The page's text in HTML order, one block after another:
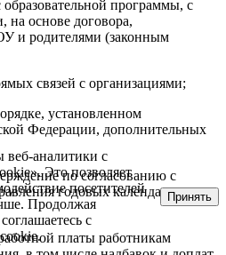
программы, с
на основе договора,
и родителями (законным
связей с организациями;
установленном
Федерации, дополнительных
по согласованию с
годовых календарных
платы работникам
веб-аналитики с
Это позволяет
посетителей
Продолжая
с
Принять